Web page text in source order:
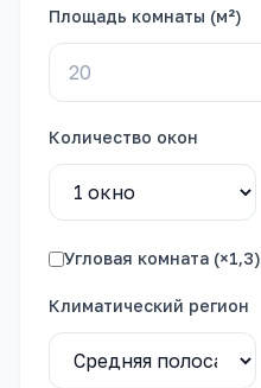
Площадь комнаты (м²)
Количество окон
Угловая комната (×1,3)
Климатический регион